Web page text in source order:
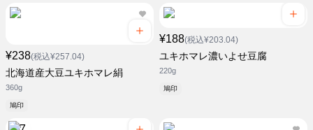
¥238(税込¥257.04)
北海道産大豆ユキホマレ絹
360g
鳩印
¥188(税込¥203.04)
ユキホマレ濃いよせ豆腐
220g
鳩印